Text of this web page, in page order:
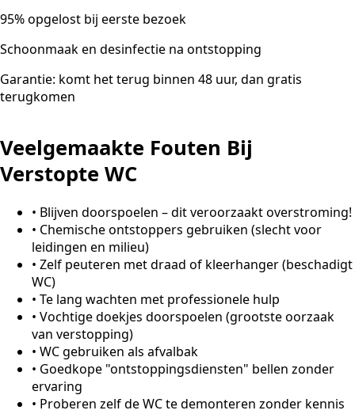
95% opgelost bij eerste bezoek
Schoonmaak en desinfectie na ontstopping
Garantie: komt het terug binnen 48 uur, dan gratis
terugkomen
Veelgemaakte Fouten Bij
Verstopte WC
• Blijven doorspoelen – dit veroorzaakt overstroming!
• Chemische ontstoppers gebruiken (slecht voor
leidingen en milieu)
• Zelf peuteren met draad of kleerhanger (beschadigt
WC)
• Te lang wachten met professionele hulp
• Vochtige doekjes doorspoelen (grootste oorzaak
van verstopping)
• WC gebruiken als afvalbak
• Goedkope "ontstoppingsdiensten" bellen zonder
ervaring
• Proberen zelf de WC te demonteren zonder kennis